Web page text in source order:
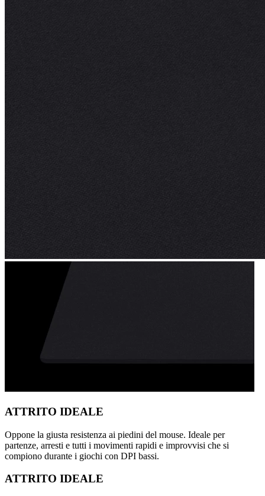
ATTRITO IDEALE
Oppone la giusta resistenza ai piedini del mouse. Ideale per
partenze, arresti e tutti i movimenti rapidi e improvvisi che si
compiono durante i giochi con DPI bassi.
ATTRITO IDEALE